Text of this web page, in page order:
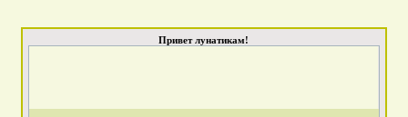
Привет лунатикам!